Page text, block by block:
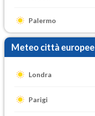
Palermo
Meteo città europee
Londra
Parigi